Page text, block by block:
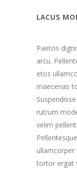
LACUS
Paetos
arcu.
etos
maecenas
rutrum
velim
ullamcorper
tortor ergat